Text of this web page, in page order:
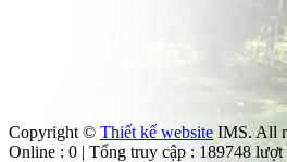
Copyright © Thiết kế website IMS. All
Online : 0 | Tổng truy cập : 189748 lượt